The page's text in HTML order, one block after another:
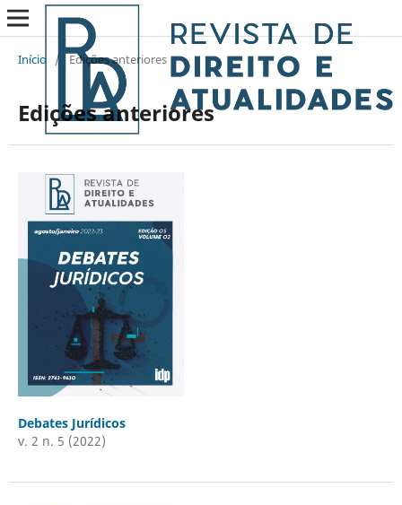
Início / Edições anteriores
Edições anteriores
Debates Jurídicos
v. 2 n. 5 (2022)